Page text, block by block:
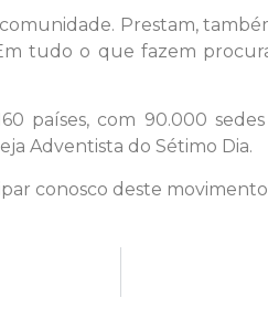
Prestam,
tudo o que fazem
países, com 90.000
Adventista do Sétimo Dia.
conosco deste